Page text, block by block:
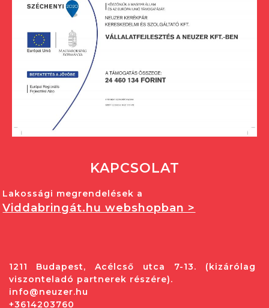
KAPCSOLAT
Lakossági megrendelések a
Viddabringát.hu webshopban >
1211 Budapest, Acélcső utca 7-13. (kizárólag
viszonteladó partnerek részére).
info@neuzer.hu
+3614203760